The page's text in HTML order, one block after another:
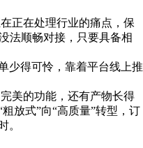
正在处理行业的痛点，保
法顺畅对接，只要具备相
少得可怜，靠着平台线上推
美的功能，还有产物长得
放式”向“高质量”转型，订
。